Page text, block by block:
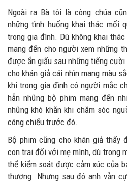
Ngoài ra Bà tôi là công chúa
những tình huống khai thác mối
trong gia đình. Dù không khai
mang đến cho người xem những
được ẩn giấu sau những tiếng
cho khán giả cái nhìn mang màu
khi trong gia đình có người mắc
hẳn những bộ phim mang đến
những khó khăn khi chăm sóc
công chiếu trước đó.
Bộ phim cũng cho khán giả thấy
con trai đối với mẹ mình, dù trong
thể kiểm soát được cảm xúc của
thương. Nhưng sau đó anh vẫn